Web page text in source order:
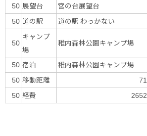
50 展望台 宮の台展望台
50 道の駅 道の駅 わっかない
50
キャンプ
場
稚内森林公園キャンプ場
50 宿泊 稚内森林公園キャンプ場
50 移動距離 71
50 経費 2652